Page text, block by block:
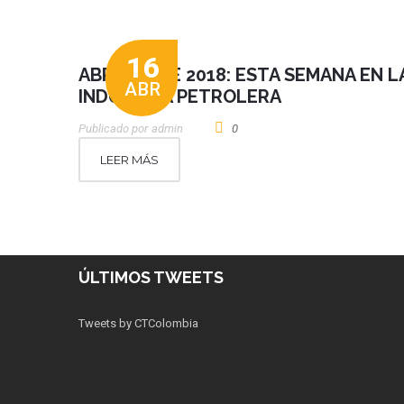
16
ABR
ABRIL 16 DE 2018: ESTA SEMANA EN
INDUSTRIA PETROLERA
Publicado por Admin 0
LEER MÁS
ÚLTIMOS TWEETS
Tweets by CTColombia